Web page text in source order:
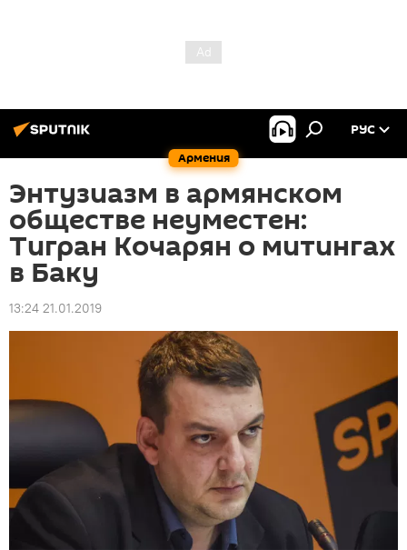
Армения
РУС
Энтузиазм в армянском
обществе неуместен:
Тигран Кочарян о митингах
в Баку
13:24 21.01.2019